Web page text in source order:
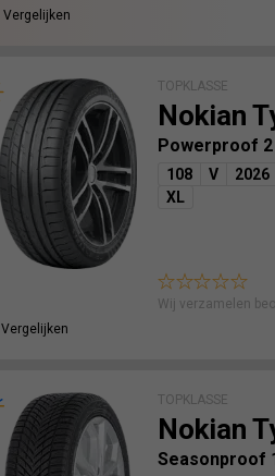
Vergelijken
TOPKLASSE
Nokian
Powerproof 2
108 V 2026
XL
Wij verzamelen
Vergelijken
TOPKLASSE
Nokian
Seasonproof 1